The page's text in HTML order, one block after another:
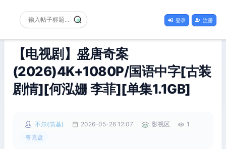
登录 注册
【电视剧】盛唐奇案
(2026)4K+1080P/国语中字[古装
剧情][何泓姗 李菲][单集1.1GB]
不尔(筑基) 2026-05-26 12:07 影视区
1
夸克盘